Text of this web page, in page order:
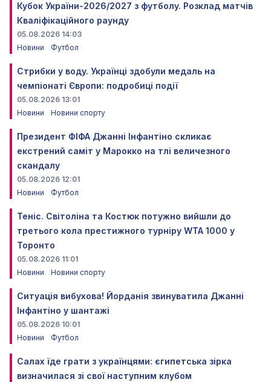
Кубок України-2026/2027 з футболу. Розклад матчів
Кваліфікаційного раунду
05.08.2026 14:03
Новини
Футбол
Стрибки у воду. Українці здобули медаль на
чемпіонаті Європи: подробиці події
05.08.2026 13:01
Новини
Новини спорту
Президент ФІФА Джанні Інфантіно скликає
екстрений саміт у Марокко на тлі величезного
скандалу
05.08.2026 12:01
Новини
Футбол
Теніс. Світоліна та Костюк потужно вийшли до
третього кола престижного турніру WTA 1000 у
Торонто
05.08.2026 11:01
Новини
Новини спорту
Ситуація вибухова! Йорданія звинуватила Джанні
Інфантіно у шантажі
05.08.2026 10:01
Новини
Футбол
Салах їде грати з українцями: єгипетська зірка
визначилася зі свої наступним клубом